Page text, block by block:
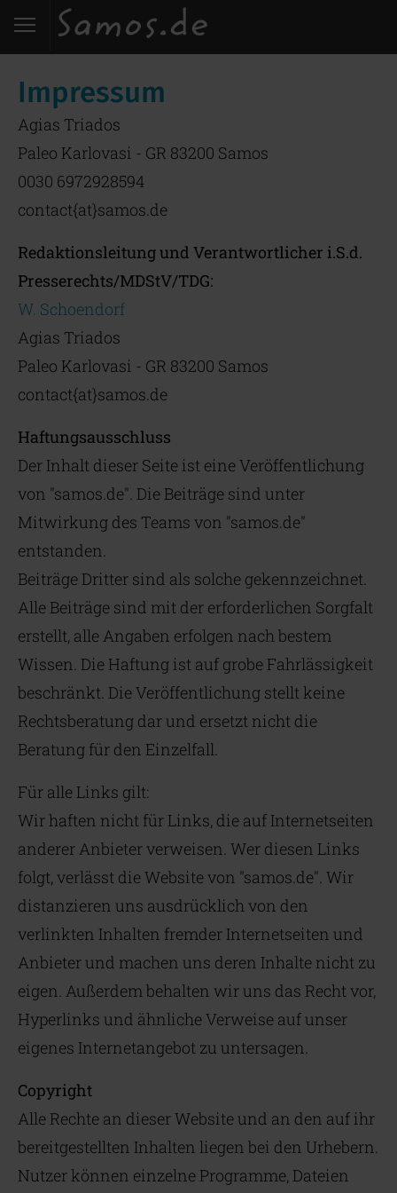
Entdecken
Essen
Wohnen
Karte
Kontakt
Impressum
Agias Triados
Paleo Karlovasi - GR 83200 Samos
0030 6972928594
contact{at}samos.de
Redaktionsleitung und Verantwortlicher i.S.d.
Presserechts/MDStV/TDG:
W. Schoendorf
Agias Triados
Paleo Karlovasi - GR 83200 Samos
contact{at}samos.de
Haftungsausschluss
Der Inhalt dieser Seite ist eine Veröffentlichung
von "samos.de". Die Beiträge sind unter
Mitwirkung des Teams von "samos.de"
entstanden.
Beiträge Dritter sind als solche gekennzeichnet.
Alle Beiträge sind mit der erforderlichen Sorgfalt
erstellt, alle Angaben erfolgen nach bestem
Wissen. Die Haftung ist auf grobe Fahrlässigkeit
beschränkt. Die Veröffentlichung stellt keine
Rechtsberatung dar und ersetzt nicht die
Beratung für den Einzelfall.
Für alle Links gilt:
Wir haften nicht für Links, die auf Internetseiten
anderer Anbieter verweisen. Wer diesen Links
folgt, verlässt die Website von "samos.de". Wir
distanzieren uns ausdrücklich von den
verlinkten Inhalten fremder Internetseiten und
Anbieter und machen uns deren Inhalte nicht zu
eigen. Außerdem behalten wir uns das Recht vor,
Hyperlinks und ähnliche Verweise auf unser
eigenes Internetangebot zu untersagen.
Copyright
Alle Rechte an dieser Website und an den auf ihr
bereitgestellten Inhalten liegen bei den Urhebern.
Nutzer können einzelne Programme, Dateien